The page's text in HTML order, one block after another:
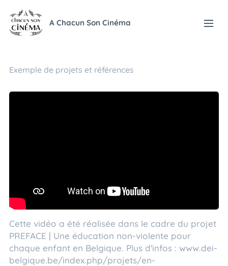
A Chacun Son Cinéma
Exemple de projets et références
Cette vidéo a été réalisée dans le cadre du projet
PREFACE | Une éducation non-violente pour
chaque enfant en Belgique. Plus d'infos : www.dei-
belgique.be/index.php/projets/en-